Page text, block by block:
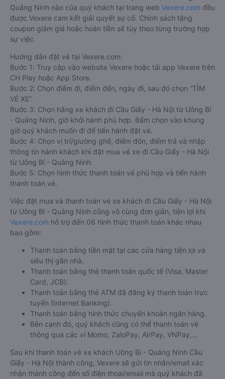
Quảng Ninh nào của quý khách tại trang web Vexere.com đều
được Vexere cam kết giải quyết sự cố. Chính sách tặng
coupon giảm giá hoặc hoàn tiền sẽ tùy theo từng trường hợp
sự việc.
Hướng dẫn đặt vé tại Vexere.com:
Bước 1: Truy cập vào website Vexere hoặc tải app Vexere trên
CH Play hoặc App Store.
Bước 2: Chọn điểm đi, điểm đến, ngày đi, sau đó chọn “TÌM
VÉ XE”.
Bước 3: Chọn hãng xe khách đi Cầu Giấy - Hà Nội từ Uông Bí
- Quảng Ninh, giờ khởi hành phù hợp. Bấm chọn vào khung
giờ quý khách muốn đi để tiến hành đặt vé.
Bước 4: Chọn vị trí/giường ghế, điểm đón, điểm trả và nhập
thông tin hành khách khi đặt mua vé xe đi Cầu Giấy - Hà Nội
từ Uông Bí - Quảng Ninh
Bước 5: Chọn hình thức thanh toán vé phù hợp và tiến hành
thanh toán vé.
Việc đặt mua và thanh toán vé xe khách đi Cầu Giấy - Hà Nội
từ Uông Bí - Quảng Ninh cũng vô cùng đơn giản, tiện lợi khi
Vexere.com hỗ trợ đến 06 hình thức thanh toán khác nhau
bao gồm:
Thanh toán bằng tiền mặt tại các cửa hàng tiện lợi và
siêu thị gần nhà.
Thanh toán bằng thẻ thanh toán quốc tế (Visa, Master
Card, JCB).
Thanh toán bằng thẻ ATM đã đăng ký thanh toán trực
tuyến (Internet Banking).
Thanh toán bằng hình thức chuyển khoản ngân hàng.
Bên cạnh đó, quý khách cũng có thể thanh toán vé
thông qua các ví Momo, ZaloPay, AirPay, VNPay,…
Sau khi thanh toán vé xe khách Uông Bí - Quảng Ninh Cầu
Giấy - Hà Nội thành công, Vexere sẽ gửi tin nhắn/email xác
nhận thành công đến số điện thoại/email mà quý khách đã